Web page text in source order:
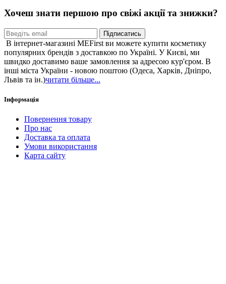
Хочеш знати першою про свіжі акції та знижки?
Підписатись
В інтернет-магазині MEFirst ви можете купити косметику
популярних брендів з доставкою по Україні. У Києві, ми
швидко доставимо ваше замовлення за адресою кур'єром. В
інші міста України - новою поштою (Одеса, Харків, Дніпро,
Львів та ін.)читати більше...
Інформація
Повернення товару
Про нас
Доставка та оплата
Умови використання
Карта сайту